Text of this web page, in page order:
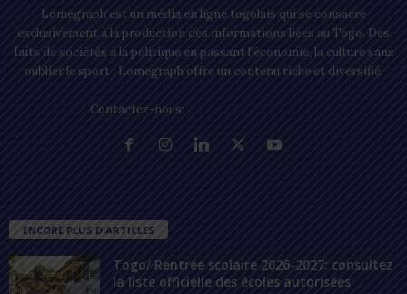
Lomegraph est un média en ligne togolais qui se consacre
exclusivement à la production des informations liées au Togo. Des
faits de sociétés à la politique en passant l’économie, la culture sans
oublier le sport ; Lomegraph offre un contenu riche et diversifié.
Contactez-nous:
ENCORE PLUS D'ARTICLES
Togo/ Rentrée scolaire 2026-2027: consultez
la liste officielle des écoles autorisées